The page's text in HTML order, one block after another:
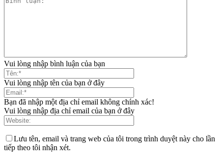
Vui lòng nhập bình luận của bạn
Vui lòng nhập tên của bạn ở đây
Bạn đã nhập một địa chỉ email không chính xác!
Vui lòng nhập địa chỉ email của bạn ở đây
Lưu tên, email và trang web của tôi trong trình duyệt này cho lần
tiếp theo tôi nhận xét.